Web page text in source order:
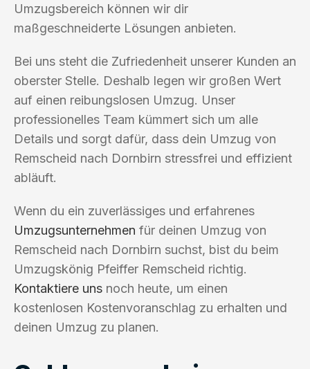
Umzugsbereich können wir dir
maßgeschneiderte Lösungen anbieten.
Bei uns steht die Zufriedenheit unserer Kunden an
oberster Stelle. Deshalb legen wir großen Wert
auf einen reibungslosen Umzug. Unser
professionelles Team kümmert sich um alle
Details und sorgt dafür, dass dein Umzug von
Remscheid nach Dornbirn stressfrei und effizient
abläuft.
Wenn du ein zuverlässiges und erfahrenes
Umzugsunternehmen für deinen Umzug von
Remscheid nach Dornbirn suchst, bist du beim
Umzugskönig Pfeiffer Remscheid richtig.
Kontaktiere uns noch heute, um einen
kostenlosen Kostenvoranschlag zu erhalten und
deinen Umzug zu planen.